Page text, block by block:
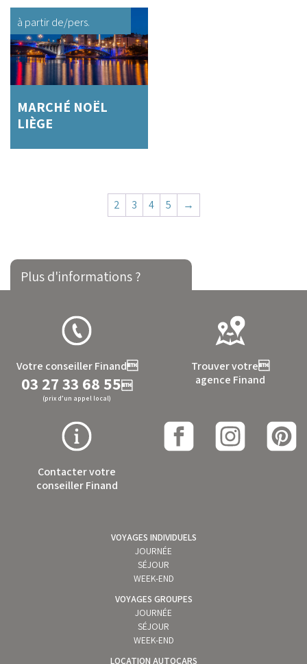
à partir de/pers.
MARCHÉ NOËL
LIÈGE
2 3 4 5 →
Plus d'informations ?
Votre conseiller Finand
03 27 33 68 55
(prix d’un appel local)
Trouver votre
agence Finand
Contacter votre
conseiller Finand
VOYAGES INDIVIDUELS
JOURNÉE
SÉJOUR
WEEK-END
VOYAGES GROUPES
JOURNÉE
SÉJOUR
WEEK-END
LOCATION AUTOCARS